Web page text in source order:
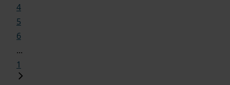
4
5
6
...
1